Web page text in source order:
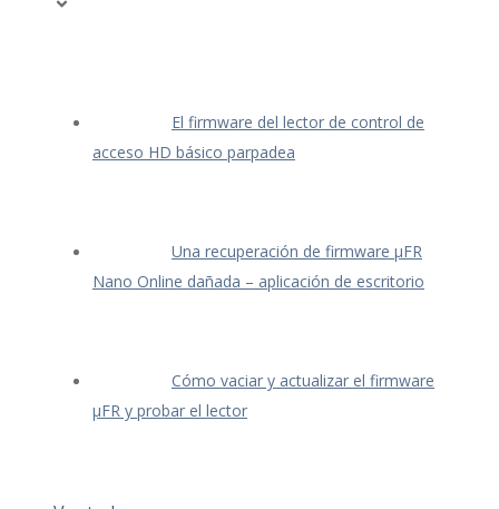
El firmware del lector de control de
acceso HD básico parpadea
Una recuperación de firmware μFR
Nano Online dañada – aplicación de escritorio
Cómo vaciar y actualizar el firmware
μFR y probar el lector